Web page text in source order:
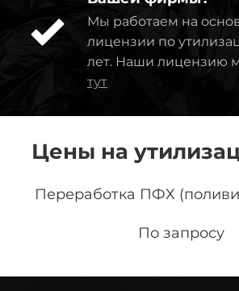
Мы работаем на
лицензии по
лет. Наши лицензию
тут
Цены на
Переработка ПФХ
По запросу